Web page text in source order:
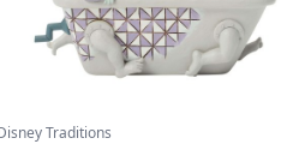
Traditions